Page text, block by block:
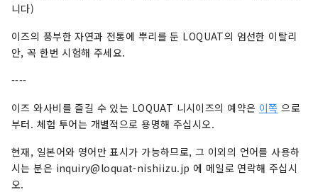
니다)
이즈의 풍부한 자연과 전통에 뿌리를 둔 LOQUAT의 엄선한 이탈리
안, 꼭 한번 시험해 주세요.
----
이즈 와사비를 즐길 수 있는 LOQUAT 니시이즈의 예약은 이쪽 으로
부터. 체험 투어는 개별적으로 용명해 주십시오.
현재, 일본어와 영어만 표시가 가능하므로, 그 이외의 언어를 사용하
시는 분은 inquiry@loquat-nishiizu.jp 에 메일로 연락해 주십시
오.